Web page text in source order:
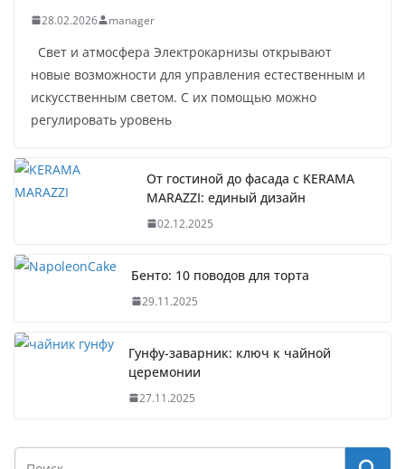
28.02.2026 manager
Свет и атмосфера Электрокарнизы открывают
новые возможности для управления естественным и
искусственным светом. С их помощью можно
регулировать уровень
От гостиной до фасада с KERAMA
MARAZZI: единый дизайн
02.12.2025
Бенто: 10 поводов для торта
29.11.2025
Гунфу-заварник: ключ к чайной
церемонии
27.11.2025